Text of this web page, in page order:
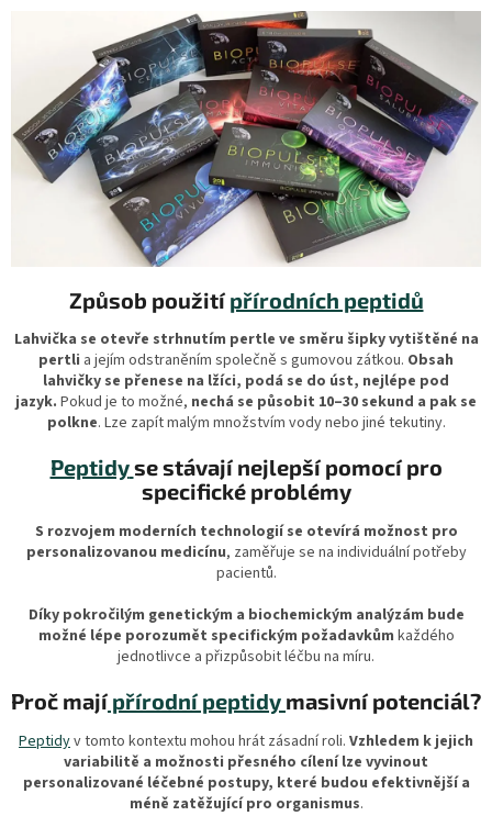
Způsob použití přírodních peptidů
Lahvička se otevře strhnutím pertle ve směru šipky vytištěné na
pertli a jejím odstraněním společně s gumovou zátkou. Obsah
lahvičky se přenese na lžíci, podá se do úst, nejlépe pod
jazyk. Pokud je to možné, nechá se působit 10–30 sekund a pak se
polkne. Lze zapít malým množstvím vody nebo jiné tekutiny.
Peptidyse stávají nejlepší pomocí pro
specifické problémy
S rozvojem moderních technologií se otevírá možnost pro
personalizovanou medicínu, zaměřuje se na individuální potřeby
pacientů.
Díky pokročilým genetickým a biochemickým analýzám bude
možné lépe porozumět specifickým požadavkům každého
jednotlivce a přizpůsobit léčbu na míru.
Proč mají přírodní peptidy masivní potenciál?
Peptidyv tomto kontextu mohou hrát zásadní roli. Vzhledem k jejich
variabilitě a možnosti přesného cílení lze vyvinout
personalizované léčebné postupy, které budou efektivnější a
méně zatěžující pro organismus.